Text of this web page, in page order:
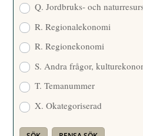
Q. Jordbruks- och
R. Regionalekonomi
R. Regionekonomi
S. Andra frågor,
T. Temanummer
X. Okategoriserad